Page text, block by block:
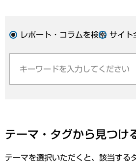
レポート・コラムを検索 サイト
テーマ・タグから見つけ
テーマを選択いただくと、該当する